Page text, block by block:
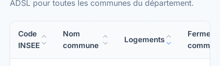
ADSL pour toutes les communes du département.
Code
INSEE
Nom
commune
Logements